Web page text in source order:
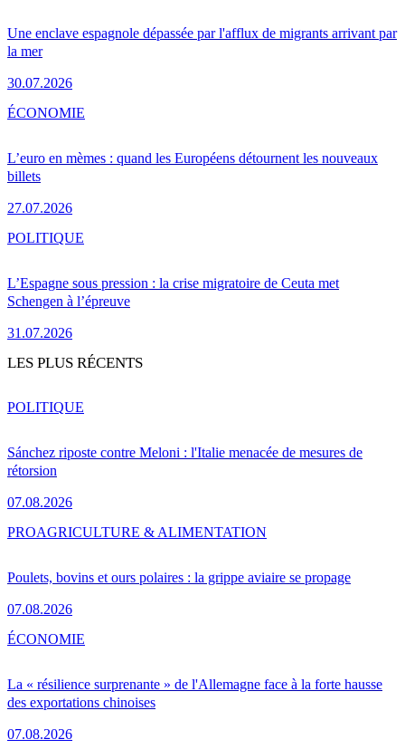
Une enclave espagnole dépassée par l'afflux de migrants arrivant par
la mer
30.07.2026
L’euro en mèmes : quand les Européens détournent les nouveaux
billets
27.07.2026
ÉCONOMIE
L’Espagne sous pression : la crise migratoire de Ceuta met
Schengen à l’épreuve
31.07.2026
POLITIQUE
LES PLUS RÉCENTS
Sánchez riposte contre Meloni : l'Italie menacée de mesures de
rétorsion
07.08.2026
POLITIQUE
Poulets, bovins et ours polaires : la grippe aviaire se propage
07.08.2026
PROAGRICULTURE & ALIMENTATION
La « résilience surprenante » de l'Allemagne face à la forte hausse
des exportations chinoises
07.08.2026
ÉCONOMIE